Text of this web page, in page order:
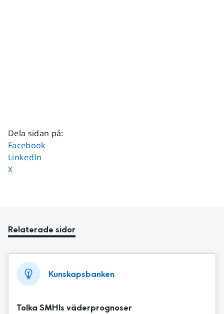
Dela sidan på:
Dela sidan på
Facebook
Dela sidan på
LinkedIn
Dela sidan på
X
Relaterade sidor
Kunskapsbanken
Tolka SMHIs väderprognoser